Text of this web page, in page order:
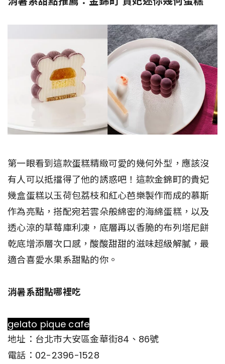
第一眼看到這款蛋糕精緻可愛的幾何外型，應該沒
有人可以抵擋得了他的誘惑吧！這款金錦町的貴妃
幾盒蛋糕以玉荷包荔枝和紅心芭樂製作而成的慕斯
作為亮點，搭配宛若雲朵般綿密的海綿蛋糕，以及
透心涼的草莓庫利凍，底層再以香脆的布列塔尼餅
乾底增添層次口感，酸酸甜甜的滋味超級解膩，最
適合喜愛水果系甜點的你。
消暑系甜點哪裡吃
gelato pique cafe
地址：台北市大安區金華街84、86號
電話：02-2396-1528